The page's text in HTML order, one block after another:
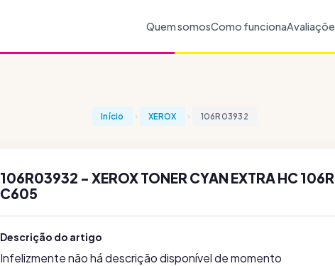
Quem somosComo funciona
Início XEROX 106R03932
106R03932 - XEROX TONER CYAN EXTRA HC
C605
Descrição do artigo
Infelizmente não há descrição disponível de momento